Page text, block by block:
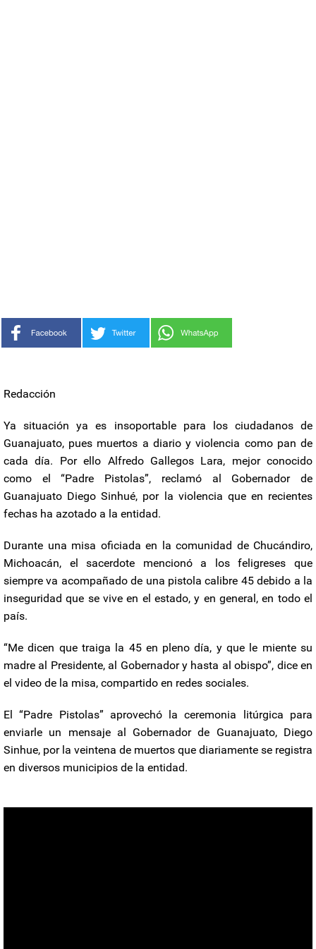
Redacción
Ya situación ya es insoportable para los ciudadanos de
Guanajuato, pues muertos a diario y violencia como pan de
cada día. Por ello Alfredo Gallegos Lara, mejor conocido
como el “Padre Pistolas”, reclamó al Gobernador de
Guanajuato Diego Sinhué, por la violencia que en recientes
fechas ha azotado a la entidad.
Durante una misa oficiada en la comunidad de Chucándiro,
Michoacán, el sacerdote mencionó a los feligreses que
siempre va acompañado de una pistola calibre 45 debido a la
inseguridad que se vive en el estado, y en general, en todo el
país.
“Me dicen que traiga la 45 en pleno día, y que le miente su
madre al Presidente, al Gobernador y hasta al obispo”, dice en
el video de la misa, compartido en redes sociales.
El “Padre Pistolas” aprovechó la ceremonia litúrgica para
enviarle un mensaje al Gobernador de Guanajuato, Diego
Sinhue, por la veintena de muertos que diariamente se registra
en diversos municipios de la entidad.